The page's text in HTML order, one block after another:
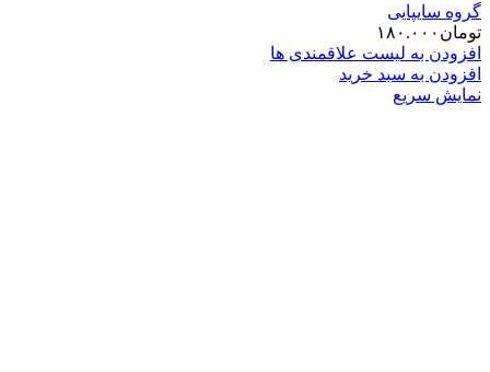
گروه سایپایی
تومان ۱۸۰.۰۰۰
افزودن به لیست علاقمندی ها
افزودن به سبد خرید
نمایش سریع